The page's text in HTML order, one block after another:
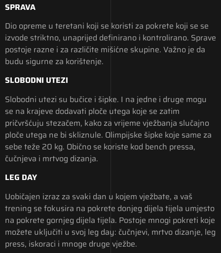
SPRAVA
Dio opreme u teretani koji se koristi za pokrete koji se se
izvode striktno, unaprijed definirano i kontrolirano. Sprave
postoje razne i za različite mišićne skupine. Važno je da
budu sigurne za korištenje.
SLOBODNI UTEZI
Slobodni utezi su bučice i šipke. I na jedne i druge mogu
se na krajeve dodavati ploče utega koje se zatim
pričvršćuju stezačem, kako za vrijeme vježbanja slučajno
ploče utega ne bi skliznule. Olimpijske šipke koje same za
sebe teže 20 kg. Obično se koriste kod bench pressa,
čučnjeva i mrtvog dizanja.
LEG DAY
Uobičajen izraz za svaki dan u kojem vježbate, a vaš
trening se fokusira na pokrete donjeg dijela tijela umjesto
na pokrete gornjeg dijela tijela. Postoje mnogi pokreti koje
možete uključiti u svoj leg day: čučnjevi, mrtvo dizanje, leg
press, iskoraci i mnoge druge vježbe.